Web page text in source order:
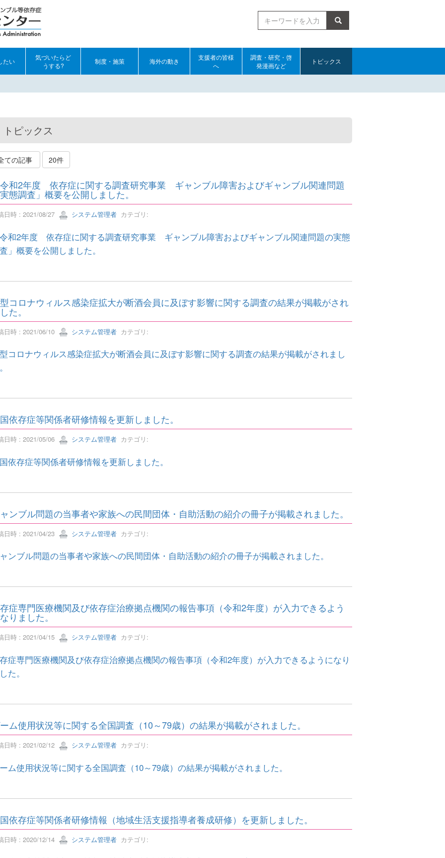
検索
たい
気づいたらど
うする?
制度・施策 海外の動き
支援者の皆様
へ
調査・研究・啓
発漫画など
トピックス
トピックス
ての記事 20件
令和2年度 依存症に関する調査研究事業 ギャンブル障害およびギャンブル関連問題
態調査」概要を公開しました。
日時 : 2021/08/27 システム管理者カテゴリ:
令和2年度 依存症に関する調査研究事業 ギャンブル障害およびギャンブル関連問題の実態
」概要を公開しました。
コロナウィルス感染症拡大が断酒会員に及ぼす影響に関する調査の結果が掲載がされ
た。
日時 : 2021/06/10 システム管理者カテゴリ:
コロナウィルス感染症拡大が断酒会員に及ぼす影響に関する調査の結果が掲載がされまし
依存症等関係者研修情報を更新しました。
日時 : 2021/05/06 システム管理者カテゴリ:
依存症等関係者研修情報を更新しました。
ンブル問題の当事者や家族への民間団体・自助活動の紹介の冊子が掲載されました。
日時 : 2021/04/23 システム管理者カテゴリ:
ンブル問題の当事者や家族への民間団体・自助活動の紹介の冊子が掲載されました。
症専門医療機関及び依存症治療拠点機関の報告事項（令和2年度）が入力できるよう
りました。
日時 : 2021/04/15 システム管理者カテゴリ:
症専門医療機関及び依存症治療拠点機関の報告事項（令和2年度）が入力できるようになり
た。
ム使用状況等に関する全国調査（10～79歳）の結果が掲載がされました。
日時 : 2021/02/12 システム管理者カテゴリ:
ム使用状況等に関する全国調査（10～79歳）の結果が掲載がされました。
依存症等関係者研修情報（地域生活支援指導者養成研修）を更新しました。
日時 : 2020/12/14 システム管理者カテゴリ: